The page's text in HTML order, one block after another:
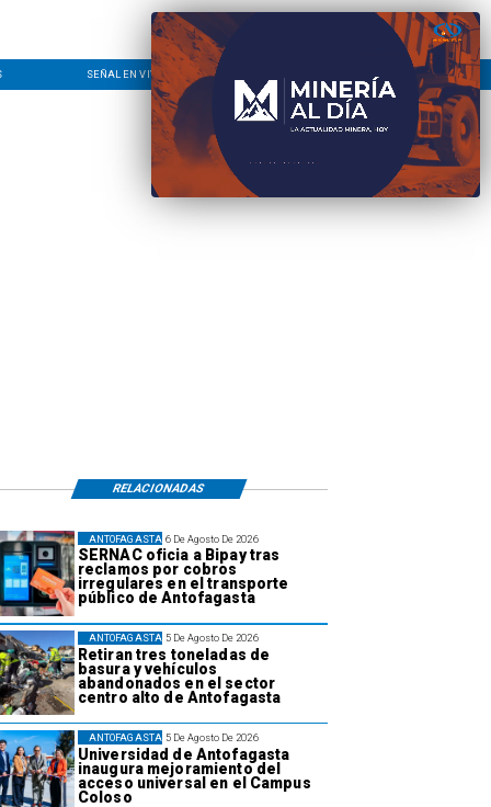
SEÑAL EN VIVO LÍNEA EDITORIAL
6 De Agosto De 2026
SERNAC oficia a Bipay tras
reclamos por cobros
irregulares en el transporte
público de Antofagasta
ANTOFAGASTA
5 De Agosto De 2026
Retiran tres toneladas de
basura y vehículos
abandonados en el sector
centro alto de Antofagasta
ANTOFAGASTA
5 De Agosto De 2026
Universidad de Antofagasta
inaugura mejoramiento del
acceso universal en el Campus
Coloso
ANTOFAGASTA
RELACIONADAS